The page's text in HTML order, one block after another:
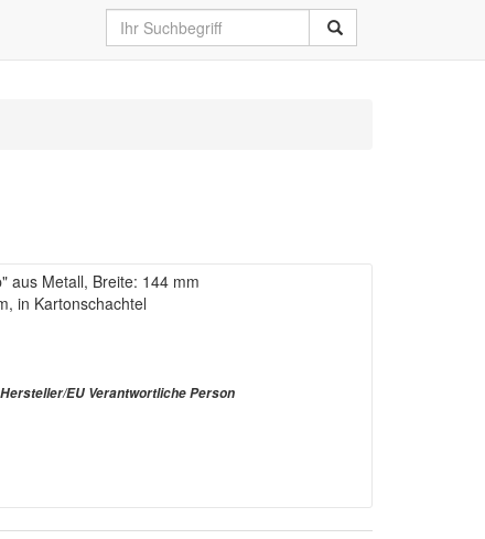
aus Metall, Breite: 144 mm
in Kartonschachtel
EU Verantwortliche Person